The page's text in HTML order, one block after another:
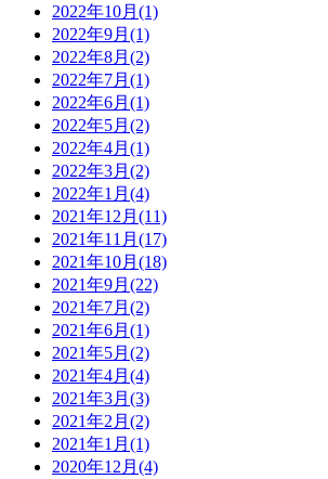
2022年10月(1)
2022年9月(1)
2022年8月(2)
2022年7月(1)
2022年6月(1)
2022年5月(2)
2022年4月(1)
2022年3月(2)
2022年1月(4)
2021年12月(11)
2021年11月(17)
2021年10月(18)
2021年9月(22)
2021年7月(2)
2021年6月(1)
2021年5月(2)
2021年4月(4)
2021年3月(3)
2021年2月(2)
2021年1月(1)
2020年12月(4)